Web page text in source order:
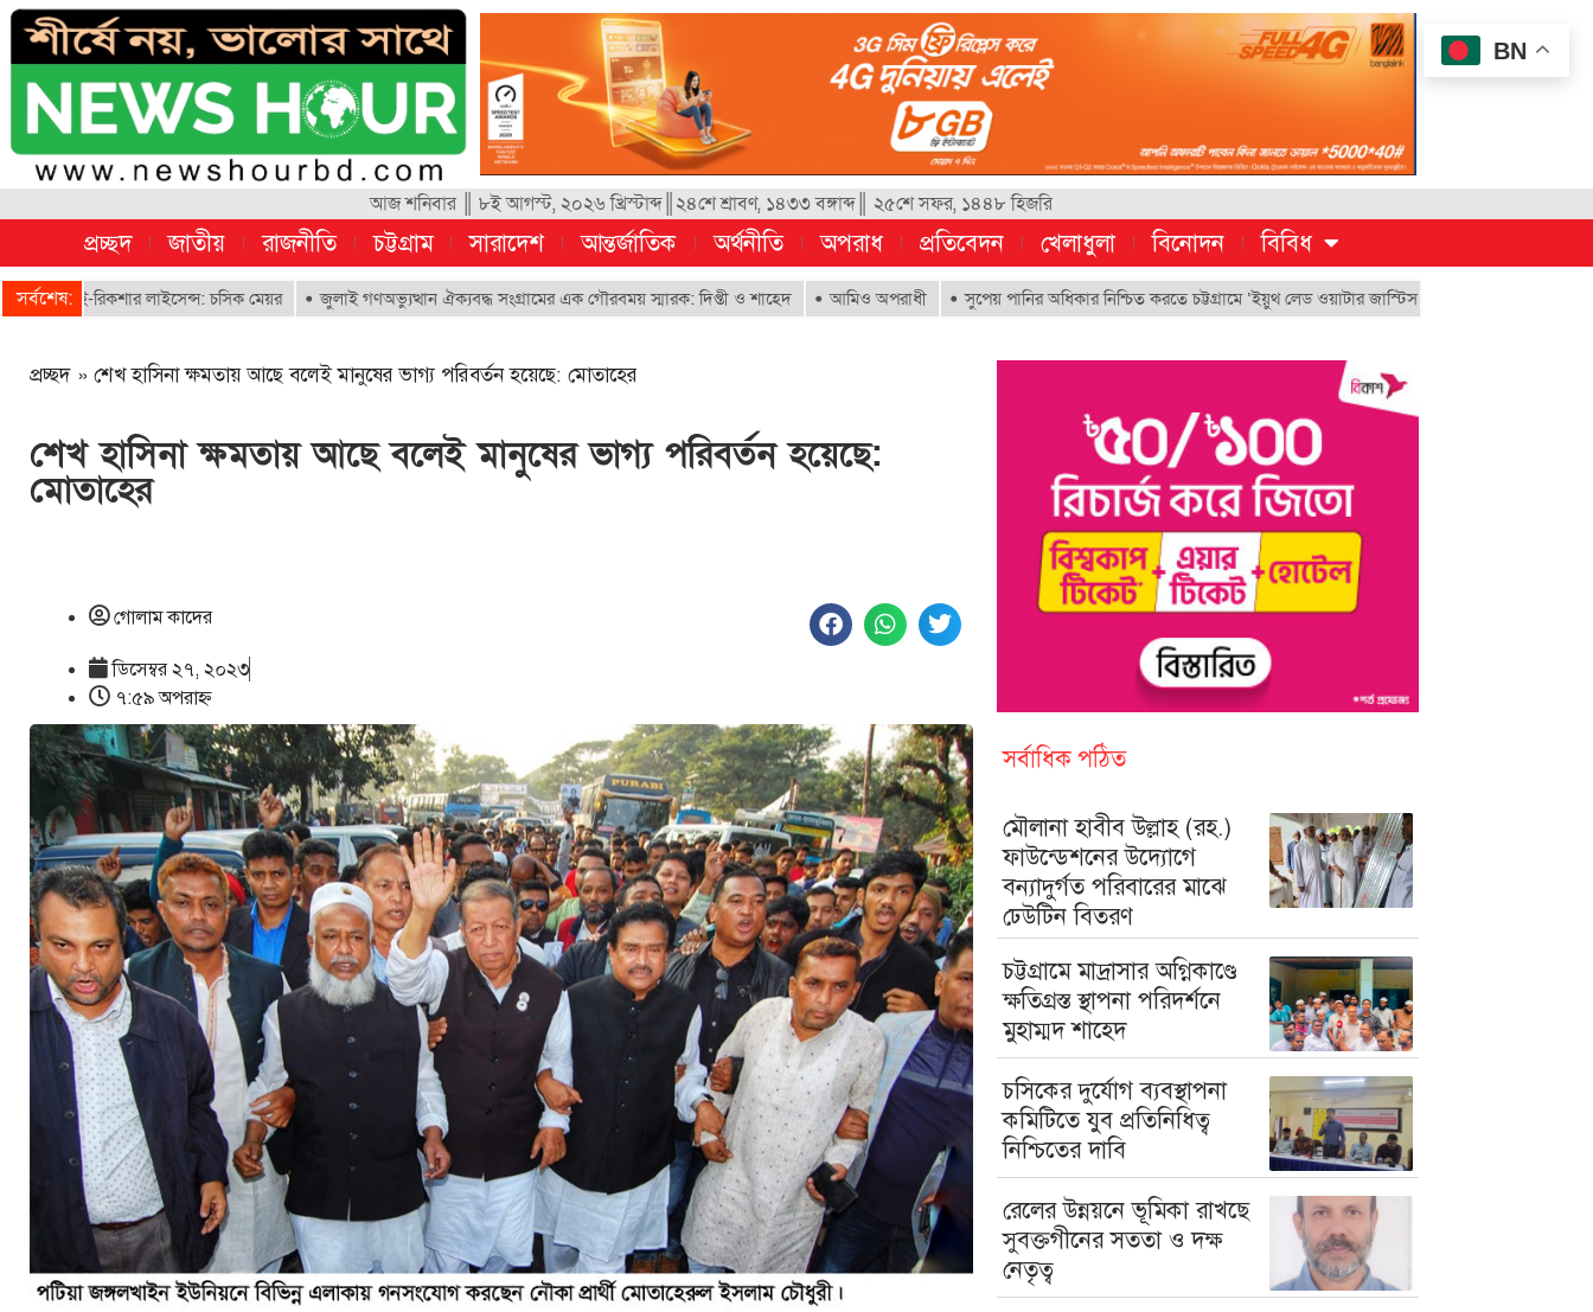
আজ শনিবার ║ ৮ই আগস্ট, ২০২৬ খ্রিস্টাব্দ║২৪শে শ্রাবণ, ১৪৩৩ বঙ্গাব্দ║ ২৫শে সফর, ১৪৪৮ হিজরি
প্রচ্ছদ জাতীয় রাজনীতি চট্টগ্রাম সারাদেশ আন্তর্জাতিক অর্থনীতি অপরাধ প্রতিবেদন খেলাধুলা বিনোদন বিবিধ
সর্বশেষ:
রিকশার লাইসেন্স: চসিক মেয়র জুলাই গণঅভ্যুত্থান ঐক্যবদ্ধ সংগ্রামের এক গৌরবময় স্মারক: দিপ্তী ও শাহেদ আমিও অপরাধী সুপেয় পানির অধিকার নিশ্চিত করতে চট্টগ্রামে ‘ইয়ুথ লেড ওয়াটার জাস্টিস মুভমেন্ট’
প্রচ্ছদ » শেখ হাসিনা ক্ষমতায় আছে বলেই মানুষের ভাগ্য পরিবর্তন হয়েছে: মোতাহের
শেখ হাসিনা ক্ষমতায় আছে বলেই মানুষের ভাগ্য পরিবর্তন হয়েছে:
মোতাহের
গোলাম কাদের
ডিসেম্বর ২৭, ২০২৩
৭:৫৯ অপরাহ্ণ
সর্বাধিক পঠিত
মৌলানা হাবীব উল্লাহ (রহ.)
ফাউন্ডেশনের উদ্যোগে
বন্যাদুর্গত পরিবারের মাঝে
ঢেউটিন বিতরণ
চট্টগ্রামে মাদ্রাসার অগ্নিকাণ্ডে
ক্ষতিগ্রস্ত স্থাপনা পরিদর্শনে
মুহাম্মদ শাহেদ
চসিকের দুর্যোগ ব্যবস্থাপনা
কমিটিতে যুব প্রতিনিধিত্ব
নিশ্চিতের দাবি
রেলের উন্নয়নে ভূমিকা রাখছে
সুবক্তগীনের সততা ও দক্ষ
নেতৃত্ব
BN